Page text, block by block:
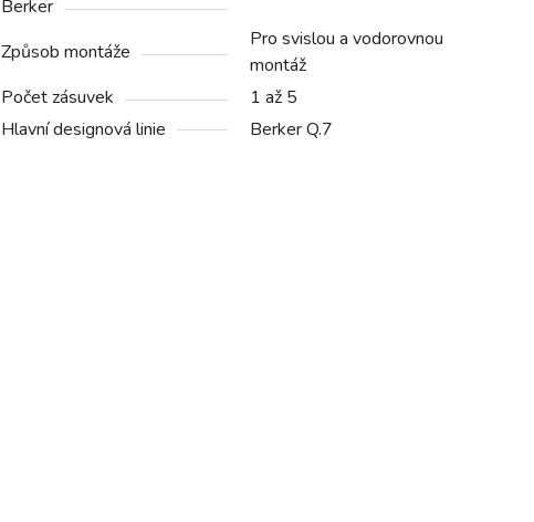
Berker
Způsob montáže
Pro svislou a vodorovnou
montáž
Počet zásuvek
1 až 5
Hlavní designová linie
Berker Q.7